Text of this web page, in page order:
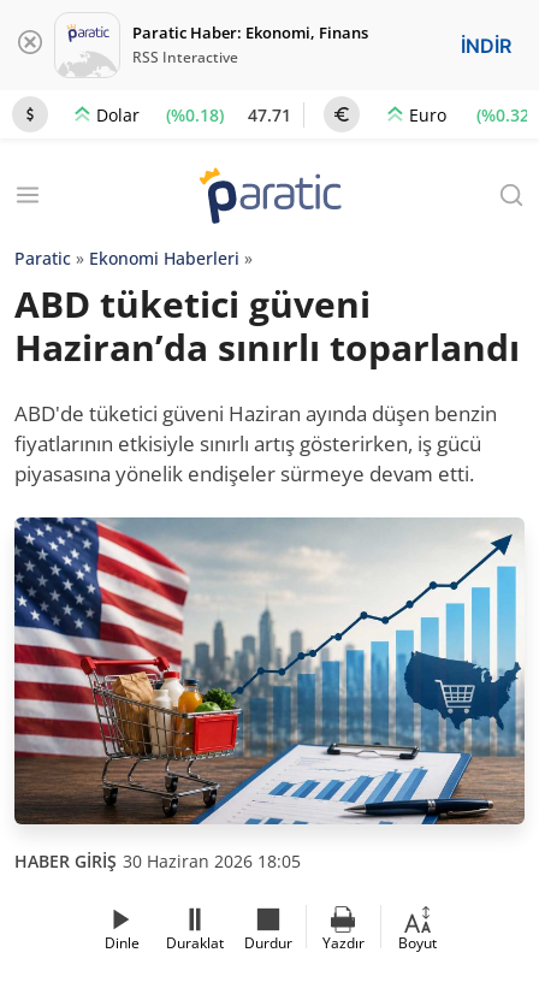
Paratic Haber: Ekonomi, Finans
RSS Interactive İNDİR
Dolar (%0.18) 47.71 Euro (%0.32)
Paratic » Ekonomi Haberleri »
ABD tüketici güveni
Haziran’da sınırlı toparlandı
ABD'de tüketici güveni Haziran ayında düşen benzin
fiyatlarının etkisiyle sınırlı artış gösterirken, iş gücü
piyasasına yönelik endişeler sürmeye devam etti.
HABER GİRİŞ 30 Haziran 2026 18:05
Dinle Duraklat Durdur Yazdır Boyut